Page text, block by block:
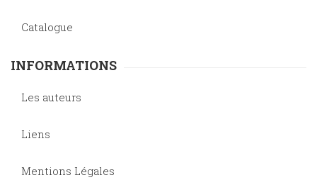
Catalogue
INFORMATIONS
Les auteurs
Liens
Mentions Légales